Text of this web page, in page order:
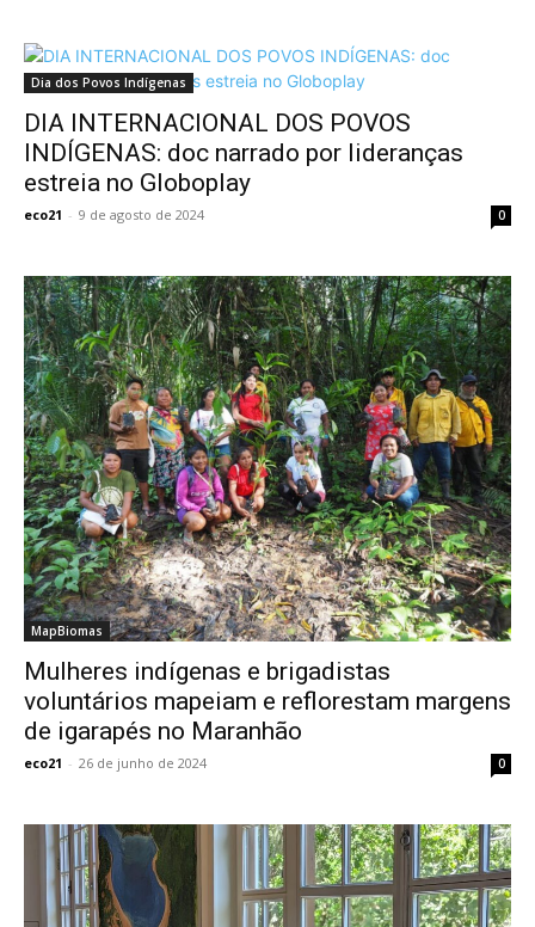
Dia dos Povos Indígenas
DIA INTERNACIONAL DOS POVOS
INDÍGENAS: doc narrado por lideranças
estreia no Globoplay
eco21 - 9 de agosto de 2024 0
MapBiomas
Mulheres indígenas e brigadistas
voluntários mapeiam e reflorestam margens
de igarapés no Maranhão
eco21 - 26 de junho de 2024 0